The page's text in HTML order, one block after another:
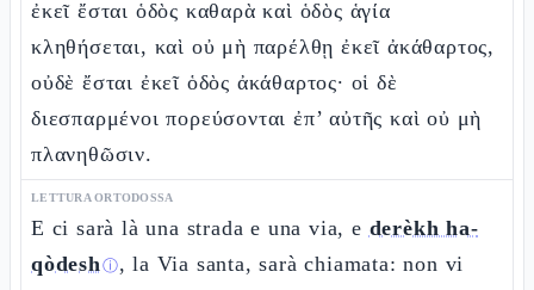
ἐκεῖ ἔσται ὁδὸς καθαρὰ καὶ ὁδὸς ἁγία
κληθήσεται, καὶ οὐ μὴ παρέλθῃ ἐκεῖ ἀκάθαρτος,
οὐδὲ ἔσται ἐκεῖ ὁδὸς ἀκάθαρτος· οἱ δὲ
διεσπαρμένοι πορεύσονται ἐπ’ αὐτῆς καὶ οὐ μὴ
πλανηθῶσιν.
LETTURA ORTODOSSA
E ci sarà là una strada e una via, e derèkh ha-
qòdeshⓘ, la Via santa, sarà chiamata: non vi